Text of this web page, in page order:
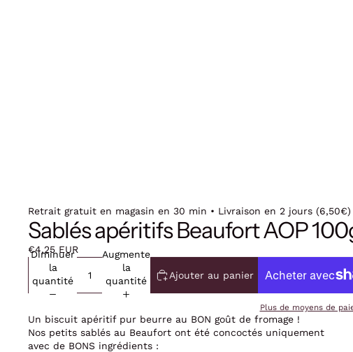
Retrait gratuit en magasin en 30 min • Livraison en 2 jours (6,50€)
Sablés apéritifs Beaufort AOP
€4,25 EUR
Diminuer
la
quantité
Augmenter
la
quantité
Ajouter au panier
Plus de moyens de
Un biscuit apéritif pur beurre au BON goût de fromage !
Nos petits sablés au Beaufort ont été concoctés uniquement
avec de BONS ingrédients :